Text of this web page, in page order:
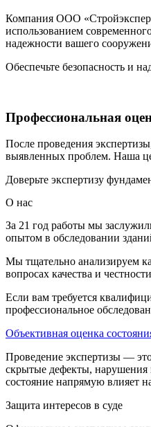
Компания ООО
использованием
надежности вашего
Обеспечьте безопасность и
Профессиональная
После проведения
выявленных проблем. Наша
Доверьте экспертизу
О нас
За 21 год работы мы
опытом в обследовании
Мы тщательно анализируем
вопросах качества и
Если вам требуется
профессиональное
Объективная оценка
Проведение экспертизы —
скрытые дефекты, нарушения
состояние напрямую влияет
Защита интересов в суде